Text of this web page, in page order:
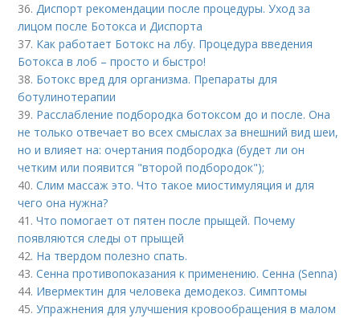
36.Диспорт рекомендации после процедуры. Уход за
лицом после Ботокса и Диспорта
37. Как работает Ботокс на лбу. Процедура введения
Ботокса в лоб – просто и быстро!
38. Ботокс вред для организма. Препараты для
ботулинотерапии
39. Расслабление подбородка ботоксом до и после. Она
не только отвечает во всех смыслах за внешний вид шеи,
но и влияет на: очертания подбородка (будет ли он
четким или появится "второй подбородок");
40.Слим массаж это. Что такое миостимуляция и для
чего она нужна?
41.Что помогает от пятен после прыщей. Почему
появляются следы от прыщей
42. На твердом полезно спать.
43.Сенна противопоказания к применению. Сенна (Senna)
44. Ивермектин для человека демодекоз. Симптомы
45.Упражнения для улучшения кровообращения в малом